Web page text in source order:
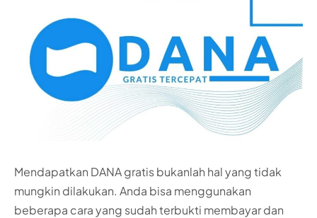
Mendapatkan DANA gratis bukanlah hal yang tidak
mungkin dilakukan. Anda bisa menggunakan
beberapa cara yang sudah terbukti membayar dan